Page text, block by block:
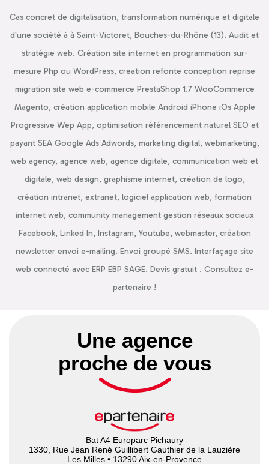
Cas concret de digitalisation, transformation numérique et digitale
d'une société à à Saint-Victoret, Bouches-du-Rhône (13). Audit et
stratégie web. Création site internet en programmation sur-
mesure Php ou WordPress, creation refonte conception reprise
migration site web e-commerce PrestaShop 1.7 WooCommerce
Magento, création application mobile Android iPhone iOs Apple
Progressive Wep App, optimisation référencement naturel SEO et
payant SEA Google Ads Adwords, marketing digital, webmarketing,
web agency, agence web, agence digitale, communication web et
digitale, web design, graphisme internet, création de logo,
création intranet, extranet, logiciel application web, formation
internet web, community management gestion réseaux sociaux
Facebook, Linked In, Instagram, Youtube, webmaster, création
newsletter envoi e-mailing. Envoi groupé SMS. Interfaçage site
web connecté avec ERP EBP SAGE. Devis gratuit . Consultez e-
partenaire !
Une agence
proche de vous
Bat A4 Europarc Pichaury
1330, Rue Jean René Guillibert Gauthier de la Lauzière
Les Milles • 13290 Aix-en-Provence